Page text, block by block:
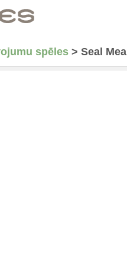
spēles > Seal Meal